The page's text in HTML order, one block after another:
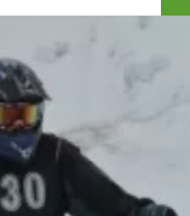
О регионе
Общая информация
Как добраться
Люди, прославившие Алтай
Карты и буклеты